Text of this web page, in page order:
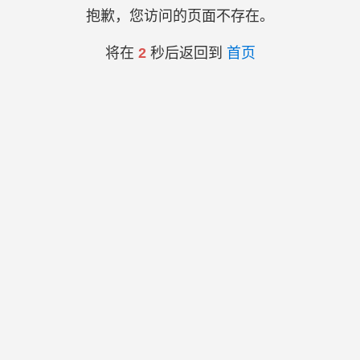
抱歉，您访问的页面不存在。
将在 2秒后返回到 首页